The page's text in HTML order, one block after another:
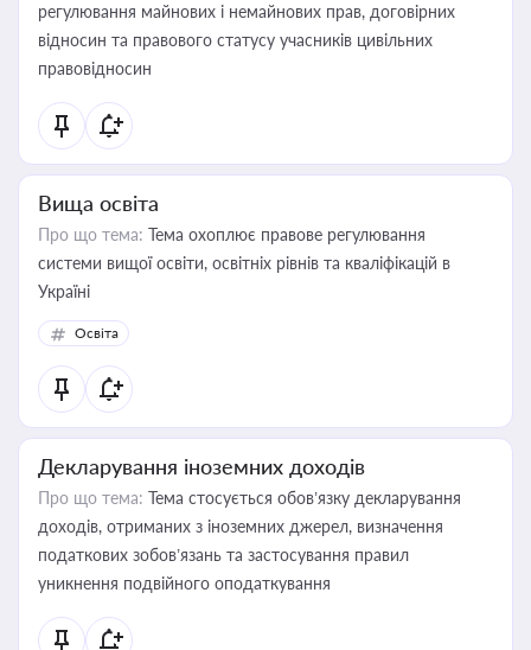
регулювання майнових і немайнових прав, договірних
відносин та правового статусу учасників цивільних
правовідносин
Вища освіта
Про що тема: Тема охоплює правове регулювання
системи вищої освіти, освітніх рівнів та кваліфікацій в
Україні
Освіта
Декларування іноземних доходів
Про що тема: Тема стосується обов’язку декларування
доходів, отриманих з іноземних джерел, визначення
податкових зобов’язань та застосування правил
уникнення подвійного оподаткування